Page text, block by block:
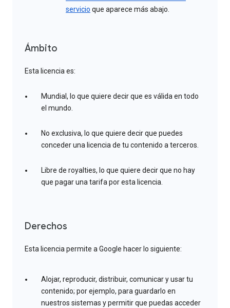
servicio que aparece más abajo.
Ámbito
Esta licencia es:
Mundial, lo que quiere decir que es válida en todo
el mundo.
No exclusiva, lo que quiere decir que puedes
conceder una licencia de tu contenido a terceros.
Libre de royalties, lo que quiere decir que no hay
que pagar una tarifa por esta licencia.
Derechos
Esta licencia permite a Google hacer lo siguiente:
Alojar, reproducir, distribuir, comunicar y usar tu
contenido; por ejemplo, para guardarlo en
nuestros sistemas y permitir que puedas acceder